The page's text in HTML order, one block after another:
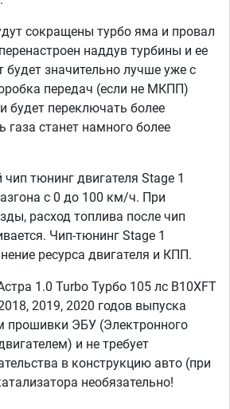
сокращены турбо яма и провал
наддув турбины и ее
будет значительно лучше уже с
передач (если не МКПП)
будет переключать более
газа станет намного более
тюнинг двигателя Stage 1
с 0 до 100 км/ч. При
расход топлива после чип
Чип-тюнинг Stage 1
ресурса двигателя и КПП.
1.0 Turbo Турбо 105 лс B10XFT
2019, 2020 годов выпуска
прошивки ЭБУ (Электронного
и не требует
в конструкцию авто (при
необязательно!